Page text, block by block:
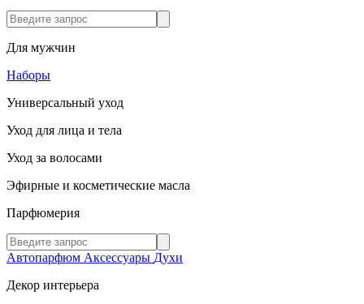
Для мужчин
Наборы
Универсальный уход
Уход для лица и тела
Уход за волосами
Эфирные и косметические масла
Парфюмерия
Автопарфюм Аксессуары Духи
Декор интерьера